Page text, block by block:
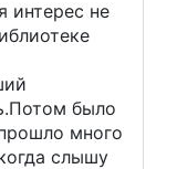
интерес не
было
много
слышу